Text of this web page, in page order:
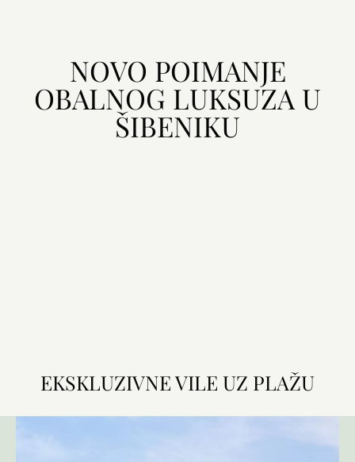
NOVO POIMANJE
OBALNOG LUKSUZA U
ŠIBENIKU
EKSKLUZIVNE VILE UZ PLAŽU